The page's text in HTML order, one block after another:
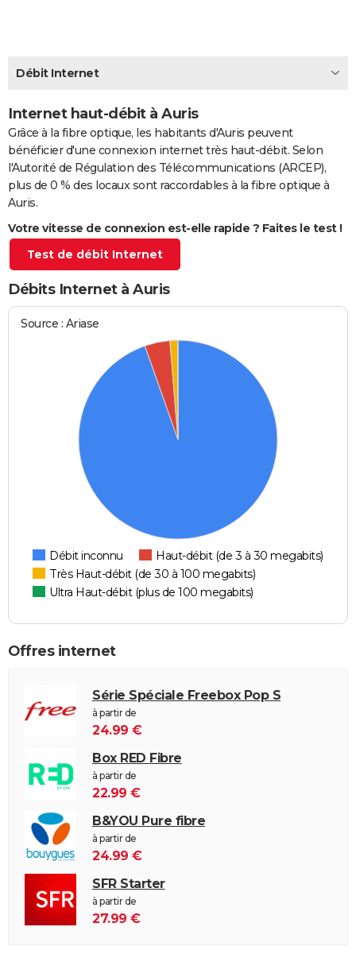
CARTE DE VOEUX
Carte de Noël
Carte Bonne année
Carte Saint-Valentin
Carte Pâques
Carte d'anniversaire
DICTIONNAIRE
PROGRAMME TV
S'inscrire
Se connecter
Lycées
Collèges
Primaires
Universités
Entreprises
Service militaire
Avis de recherche
Bricolage
Lifestyle
Culture
Sport
Auto
Television
Voyage
Cinema
Débit Internet
Internet haut-débit à Auris
Grâce à la fibre optique, les habitants d'Auris peuvent
bénéficier d'une connexion internet très haut-débit. Selon
l'Autorité de Régulation des Télécommunications (ARCEP),
plus de 0 % des locaux sont raccordables à la fibre optique à
Auris.
Votre vitesse de connexion est-elle rapide ? Faites le test !
Test de débit Internet
Débits Internet à Auris
Source : Ariase
Débit inconnu
Haut-débit (de 3 à 30 megabits)
Très Haut-débit (de 30 à 100 megabits)
Ultra Haut-débit (plus de 100 megabits)
Offres internet
Série Spéciale Freebox Pop S
à partir de
24.99 €
Box RED Fibre
à partir de
22.99 €
B&YOU Pure fibre
à partir de
24.99 €
SFR Starter
à partir de
27.99 €